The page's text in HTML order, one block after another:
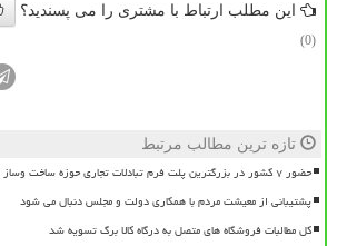
این مطلب ارتباط با مشتری را می پسندید؟
(0)
تازه ترین مطالب مرتبط
حضور ۷ کشور در بزرگترین پلت فرم تبادلات تجاری حوزه ساخت وساز
پشتیبانی از معیشت مردم با همکاری دولت و مجلس دنبال می شود
کل مطالبات فروشگاه های متصل به درگاه کالا برگ تسویه شد